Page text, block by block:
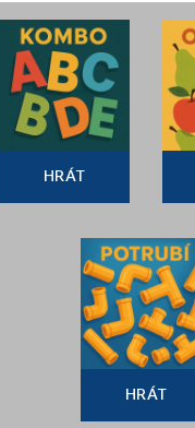
HRÁT
HRÁT